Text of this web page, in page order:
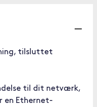
tilsluttet
til dit netværk,
en Ethernet-